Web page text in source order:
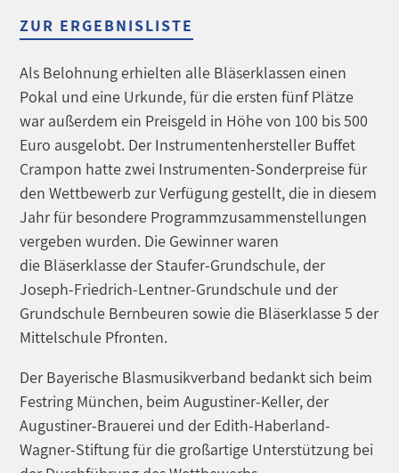
ZUR ERGEBNISLISTE
Als Belohnung erhielten alle Bläserklassen einen
Pokal und eine Urkunde, für die ersten fünf Plätze
war außerdem ein Preisgeld in Höhe von 100 bis 500
Euro ausgelobt. Der Instrumentenhersteller Buffet
Crampon hatte zwei Instrumenten-Sonderpreise für
den Wettbewerb zur Verfügung gestellt, die in diesem
Jahr für besondere Programmzusammenstellungen
vergeben wurden. Die Gewinner waren
die Bläserklasse der Staufer-Grundschule, der
Joseph-Friedrich-Lentner-Grundschule und der
Grundschule Bernbeuren sowie die Bläserklasse 5 der
Mittelschule Pfronten.
Der Bayerische Blasmusikverband bedankt sich beim
Festring München, beim Augustiner-Keller, der
Augustiner-Brauerei und der Edith-Haberland-
Wagner-Stiftung für die großartige Unterstützung bei